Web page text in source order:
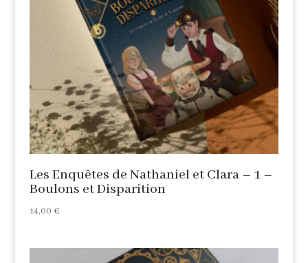
Les Enquêtes de Nathaniel et Clara – 1 –
Boulons et Disparition
14,00 €